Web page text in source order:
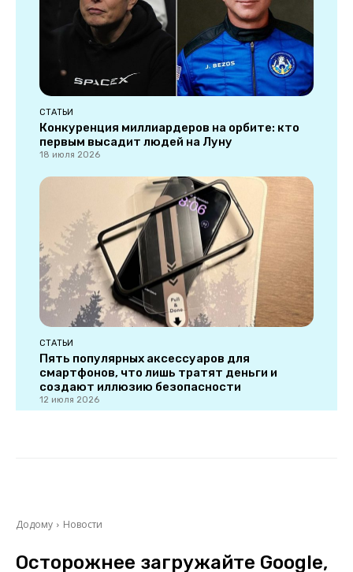
СТАТЬИ
Конкуренция миллиардеров на орбите: кто
первым высадит людей на Луну
18 июля 2026
СТАТЬИ
Пять популярных аксессуаров для
смартфонов, что лишь тратят деньги и
создают иллюзию безопасности
12 июля 2026